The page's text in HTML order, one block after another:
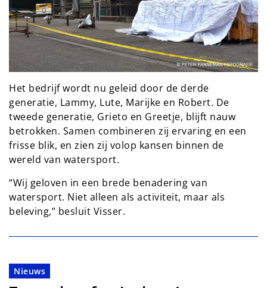
Het bedrijf wordt nu geleid door de derde
generatie, Lammy, Lute, Marijke en Robert. De
tweede generatie, Grieto en Greetje, blijft nauw
betrokken. Samen combineren zij ervaring en een
frisse blik, en zien zij volop kansen binnen de
wereld van watersport.
“Wij geloven in een brede benadering van
watersport. Niet alleen als activiteit, maar als
beleving,” besluit Visser.
Nieuws